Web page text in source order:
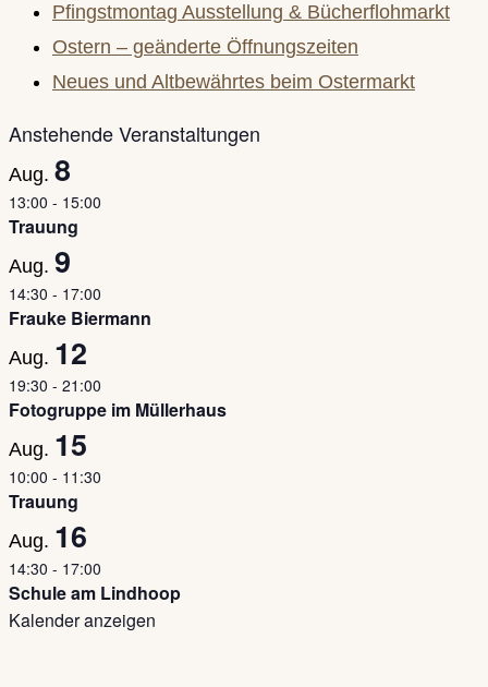
Pfingstmontag Ausstellung & Bücherflohmarkt
Ostern – geänderte Öffnungszeiten
Neues und Altbewährtes beim Ostermarkt
Anstehende Veranstaltungen
Aug. 8
13:00 - 15:00
Trauung
Aug. 9
14:30 - 17:00
Frauke Biermann
Aug. 12
19:30 - 21:00
Fotogruppe im Müllerhaus
Aug. 15
10:00 - 11:30
Trauung
Aug. 16
14:30 - 17:00
Schule am Lindhoop
Kalender anzeigen